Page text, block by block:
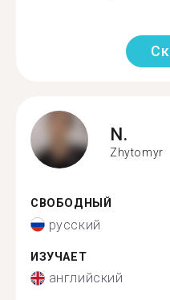
N.
Zhytomyr
СВОБОДНЫЙ
русский
ИЗУЧАЕТ
английский